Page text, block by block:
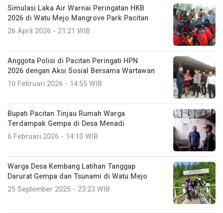
Simulasi Laka Air Warnai Peringatan HKB
2026 di Watu Mejo Mangrove Park Pacitan
26 April 2026 - 21:21 WIB
Anggota Polisi di Pacitan Peringati HPN
2026 dengan Aksi Sosial Bersama Wartawan
10 Februari 2026 - 14:55 WIB
Bupati Pacitan Tinjau Rumah Warga
Terdampak Gempa di Desa Menadi
6 Februari 2026 - 14:10 WIB
Warga Desa Kembang Latihan Tanggap
Darurat Gempa dan Tsunami di Watu Mejo
25 September 2025 - 23:23 WIB